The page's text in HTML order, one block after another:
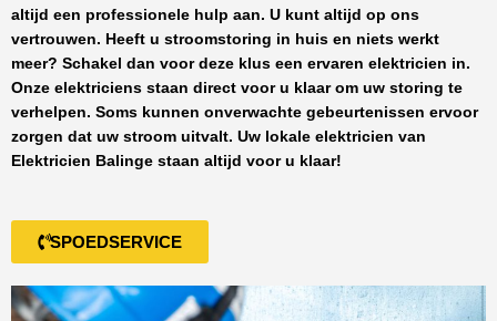
altijd een professionele hulp aan. U kunt altijd op ons
vertrouwen. Heeft u stroomstoring in huis en niets werkt
meer? Schakel dan voor deze klus een ervaren elektricien in.
Onze elektriciens staan direct voor u klaar om uw storing te
verhelpen. Soms kunnen onverwachte gebeurtenissen ervoor
zorgen dat uw stroom uitvalt. Uw lokale elektricien van
Elektricien Balinge staan altijd voor u klaar!
SPOEDSERVICE